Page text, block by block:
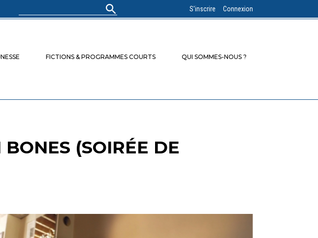
S'inscrire Connexion
FICTIONS & PROGRAMMES COURTS QUI SOMMES-NOUS ?
(SOIRÉE DE